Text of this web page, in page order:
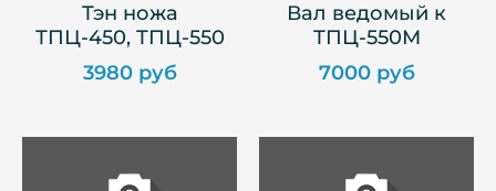
Тэн ножа
ТПЦ-450, ТПЦ-550
3980 руб
Вал ведомый к
ТПЦ-550М
7000 руб